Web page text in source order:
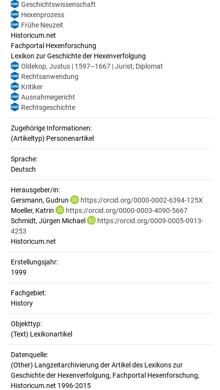
Geschichtswissenschaft
Hexenprozess
Frühe Neuzeit
Historicum.net
Fachportal Hexenforschung
Lexikon zur Geschichte der Hexenverfolgung
Oldekop, Justus | 1597–1667 | Jurist; Diplomat
Rechtsanwendung
Kritiker
Ausnahmegericht
Rechtsgeschichte
Zugehörige Informationen:
(Artikeltyp) Personenartikel
Sprache:
Deutsch
Herausgeber/in:
Gersmann, Gudrun
https://orcid.org/0000-0002-6394-125X
Moeller, Katrin
https://orcid.org/0000-0003-4090-5667
Schmidt, Jürgen Michael
https://orcid.org/0009-0005-0913-
4253
Historicum.net
Erstellungsjahr:
1999
Fachgebiet:
History
Objekttyp:
(Text) Lexikonartikel
Datenquelle:
(Other) Langzeitarchivierung der Artikel des Lexikons zur
Geschichte der Hexenverfolgung, Fachportal Hexenforschung,
Historicum.net 1996-2015